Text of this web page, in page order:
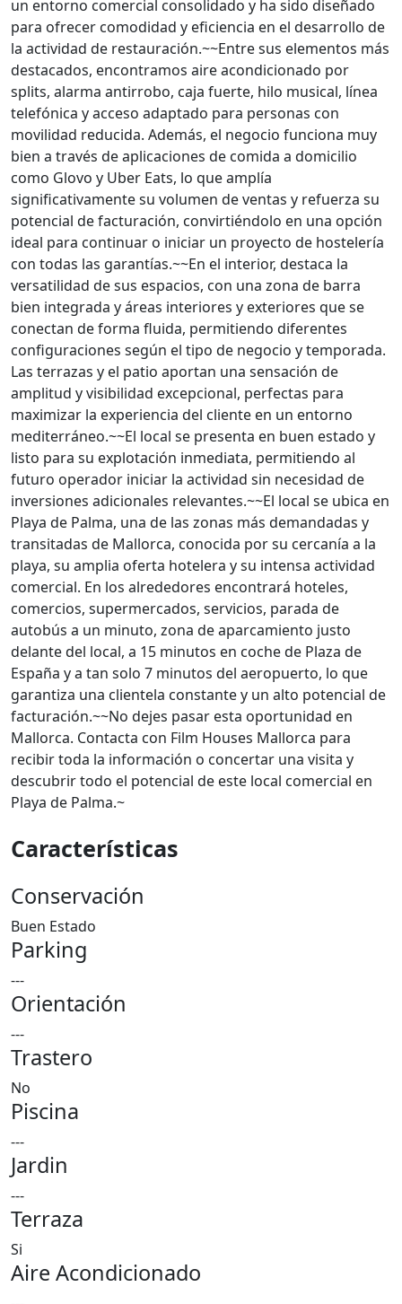
un entorno comercial consolidado y ha sido diseñado
para ofrecer comodidad y eficiencia en el desarrollo de
la actividad de restauración.~~Entre sus elementos más
destacados, encontramos aire acondicionado por
splits, alarma antirrobo, caja fuerte, hilo musical, línea
telefónica y acceso adaptado para personas con
movilidad reducida. Además, el negocio funciona muy
bien a través de aplicaciones de comida a domicilio
como Glovo y Uber Eats, lo que amplía
significativamente su volumen de ventas y refuerza su
potencial de facturación, convirtiéndolo en una opción
ideal para continuar o iniciar un proyecto de hostelería
con todas las garantías.~~En el interior, destaca la
versatilidad de sus espacios, con una zona de barra
bien integrada y áreas interiores y exteriores que se
conectan de forma fluida, permitiendo diferentes
configuraciones según el tipo de negocio y temporada.
Las terrazas y el patio aportan una sensación de
amplitud y visibilidad excepcional, perfectas para
maximizar la experiencia del cliente en un entorno
mediterráneo.~~El local se presenta en buen estado y
listo para su explotación inmediata, permitiendo al
futuro operador iniciar la actividad sin necesidad de
inversiones adicionales relevantes.~~El local se ubica en
Playa de Palma, una de las zonas más demandadas y
transitadas de Mallorca, conocida por su cercanía a la
playa, su amplia oferta hotelera y su intensa actividad
comercial. En los alrededores encontrará hoteles,
comercios, supermercados, servicios, parada de
autobús a un minuto, zona de aparcamiento justo
delante del local, a 15 minutos en coche de Plaza de
España y a tan solo 7 minutos del aeropuerto, lo que
garantiza una clientela constante y un alto potencial de
facturación.~~No dejes pasar esta oportunidad en
Mallorca. Contacta con Film Houses Mallorca para
recibir toda la información o concertar una visita y
descubrir todo el potencial de este local comercial en
Playa de Palma.~
Características
Conservación
Buen Estado
Parking
---
Orientación
---
Trastero
No
Piscina
---
Jardin
---
Terraza
Si
Aire Acondicionado